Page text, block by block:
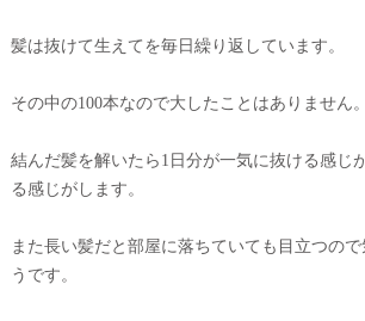
髪は抜けて生えてを毎日繰り返しています。
その中の100本なので大したことはありません。
結んだ髪を解いたら1日分が一気に抜ける感じ
る感じがします。
また長い髪だと部屋に落ちていても目立つの
うです。